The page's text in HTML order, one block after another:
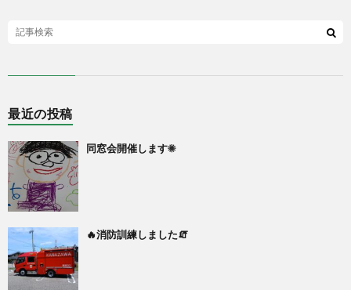
最近の投稿
同窓会開催します☀
🔥消防訓練しました🧯